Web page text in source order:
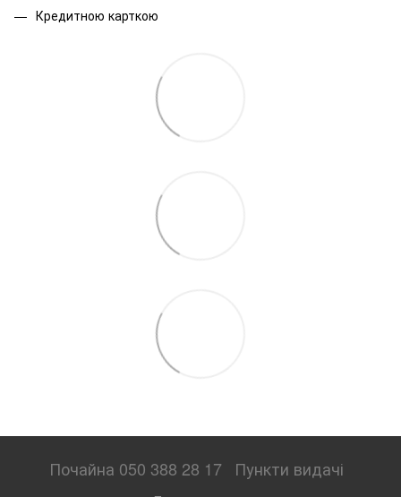
Кредитною карткою
Почайна 050 388 28 17 Пункти видачі